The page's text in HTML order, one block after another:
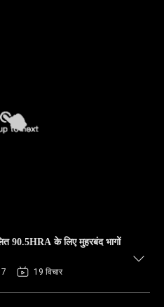
90.5HRA के लिए मुहरबंद भागों
19 विचार